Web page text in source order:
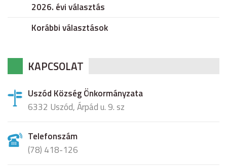
2026. évi választás
Korábbi választások
KAPCSOLAT
Uszód Község Önkormányzata
6332 Uszód, Árpád u. 9. sz
Telefonszám
(78) 418-126